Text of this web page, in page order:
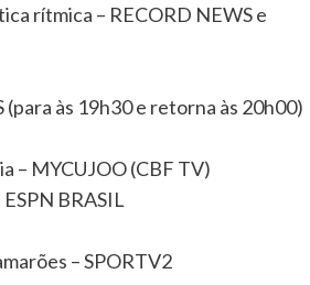
rítmica – RECORD NEWS e
às 19h30 e retorna às 20h00)
– MYCUJOO (CBF TV)
BRASIL
– SPORTV2